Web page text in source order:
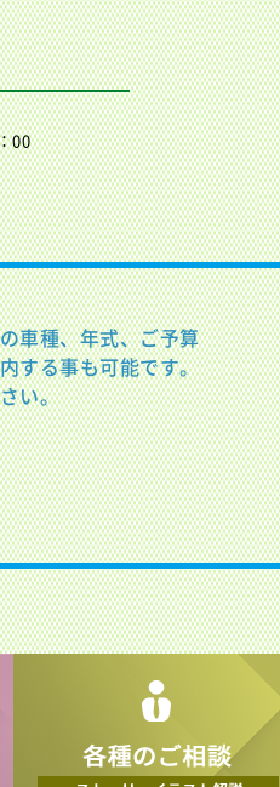
00
車種、年式、ご予算
する事も可能です。
い。